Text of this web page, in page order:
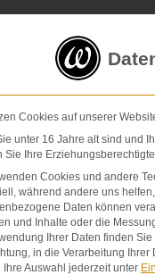
E-Mail
&
Cookies auf unserer
unter 16 Jahre alt sind und
Sie Ihre
Cookies und andere
während andere uns
Daten können
und Inhalte oder die
Ihrer Daten finden
in die Verarbeitung
Ihre Auswahl jederzeit unter